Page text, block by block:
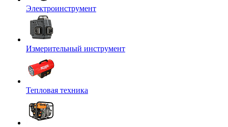
Электроинструмент
Измерительный инструмент
Тепловая техника